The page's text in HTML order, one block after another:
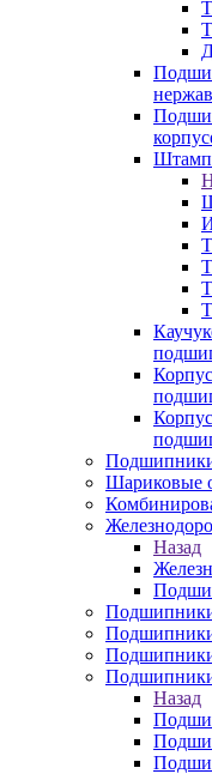
Шариковые
Назад
Подшипники
Подшипники
Подшипники
Назад